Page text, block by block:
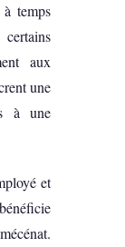
temps
aux
une
à une
et